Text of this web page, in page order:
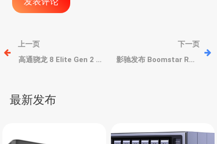
文
章
航
上一页
高通骁龙 8 Elite Gen 2 至
下一页
影驰发布 Boomstar RTX
最新发布